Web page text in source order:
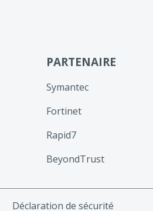
PARTENAIRE
Symantec
Fortinet
Rapid7
BeyondTrust
Déclaration de sécurité